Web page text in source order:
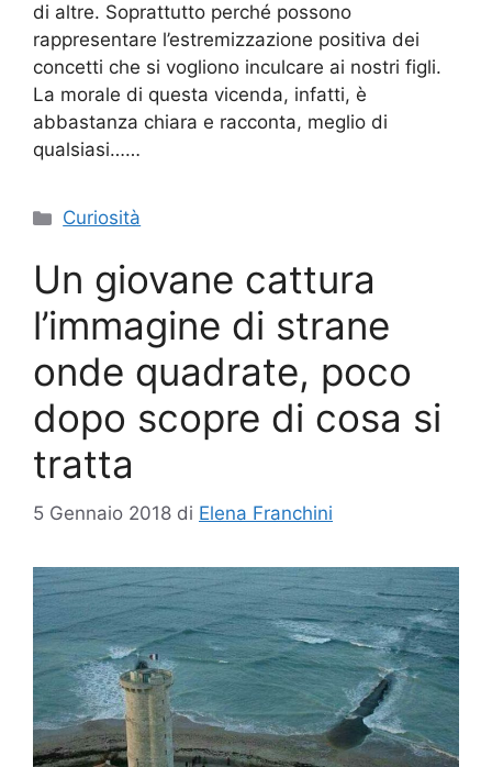
di altre. Soprattutto perché possono
rappresentare l’estremizzazione positiva dei
concetti che si vogliono inculcare ai nostri figli.
La morale di questa vicenda, infatti, è
abbastanza chiara e racconta, meglio di
qualsiasi……
Categorie
Curiosità
Un giovane cattura
l’immagine di strane
onde quadrate, poco
dopo scopre di cosa si
tratta
5 Gennaio 2018 di Elena Franchini